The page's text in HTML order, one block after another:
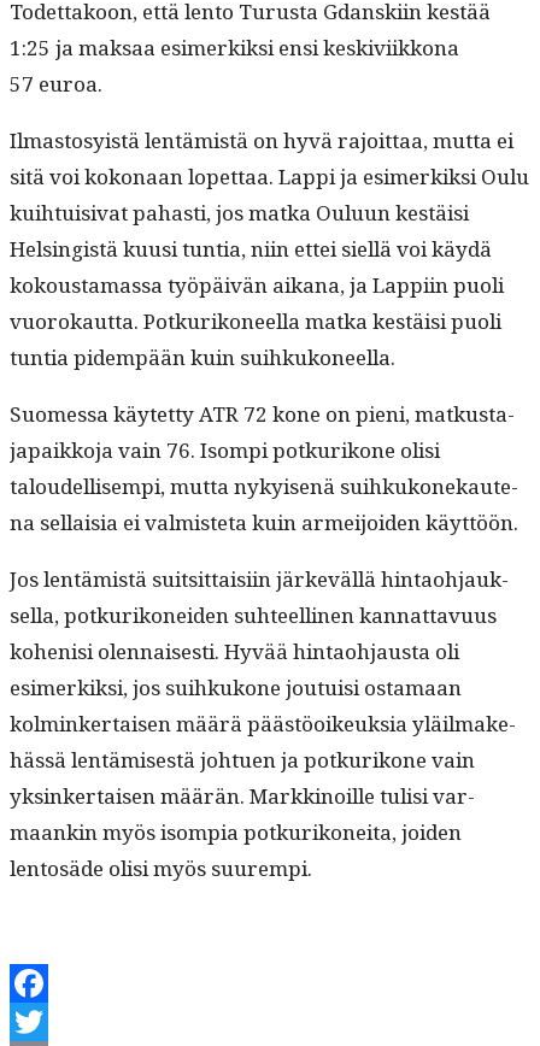
Todet­takoon, että lento Turus­ta Gdan­ski­in kestää
1:25 ja mak­saa esimerkik­si ensi keskivi­ikkona
57 euroa.
Ilmas­tosy­istä lentämistä on hyvä rajoit­taa, mut­ta ei
sitä voi kokon­aan lopet­taa. Lap­pi ja esimerkik­si Oulu
kui­h­tu­isi­vat pahasti, jos mat­ka Oulu­un kestäisi
Helsingistä kuusi tun­tia, niin ettei siel­lä voi käy­dä
kok­ous­ta­mas­sa työpäivän aikana, ja Lap­pi­in puoli
vuorokaut­ta. Potkurikoneel­la mat­ka kestäisi puoli
tun­tia pidem­pään kuin suihkukoneella.
Suomes­sa käytet­ty ATR 72 kone on pieni, matkus­ta­
japaikko­ja vain 76. Isom­pi potkurikone olisi
taloudel­lisem­pi, mut­ta nykyisenä suihkukonekaut­e­
na sel­l­aisia ei valmis­te­ta kuin armei­joiden käyttöön.
Jos lentämistä suit­sit­taisi­in järkeväl­lä hin­tao­h­jauk­
sel­la, potkurikonei­den suh­teelli­nen kan­nat­tavu­us
kohenisi olen­nais­es­ti. Hyvää hin­tao­h­jaus­ta oli
esimerkik­si, jos suihkukone jou­tu­isi osta­maan
kolminker­taisen määrä päästöoikeuk­sia yläil­make­
hässä lentämis­es­tä johtuen ja potkurikone vain
yksinker­taisen määrän. Markki­noille tulisi var­
maankin myös isom­pia potkurikonei­ta, joiden
lentosäde olisi myös suurempi.
Facebook